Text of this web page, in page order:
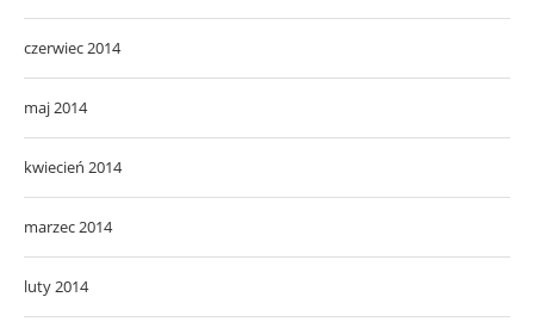
czerwiec 2014
maj 2014
kwiecień 2014
marzec 2014
luty 2014